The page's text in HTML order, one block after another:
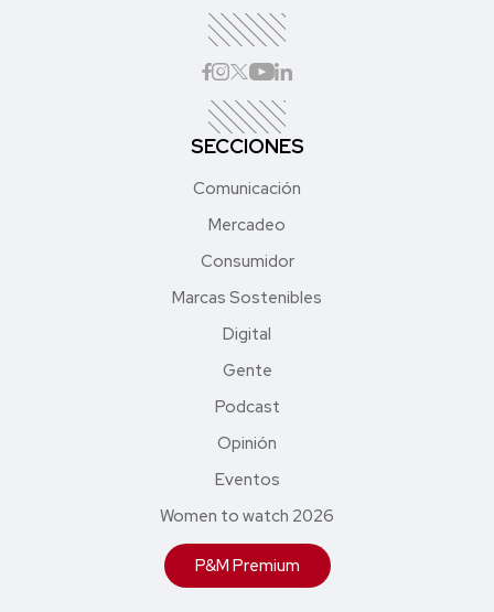
SECCIONES
Comunicación
Mercadeo
Consumidor
Marcas Sostenibles
Digital
Gente
Podcast
Opinión
Eventos
Women to watch 2026
P&M Premium